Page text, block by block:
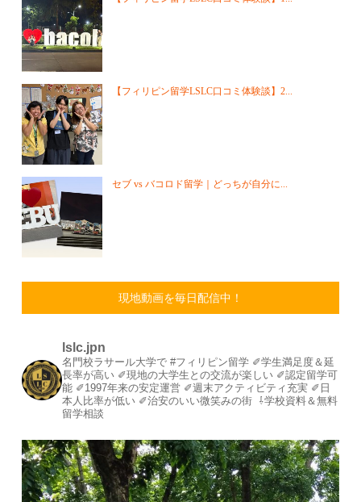
【フィリピン留学LSLC口コミ体験談】2...
セブ vs バコロド留学｜どっちが自分に...
現地動画を毎日配信中！
lslc.jpn
名門校ラサール大学で #フィリピン留学⁡ ⁡✐学生満足度＆延
長率が高い⁡ ✐現地の大学生との交流が楽しい⁡ ✐認定留学可
能⁡ ✐1997年来の安定運営⁡⁡ ✐週末アクティビティ充実⁡ ✐日
本人比率が低い ⁡✐治安のいい微笑みの街⁡ ⇩学校資料＆無料
留学相談